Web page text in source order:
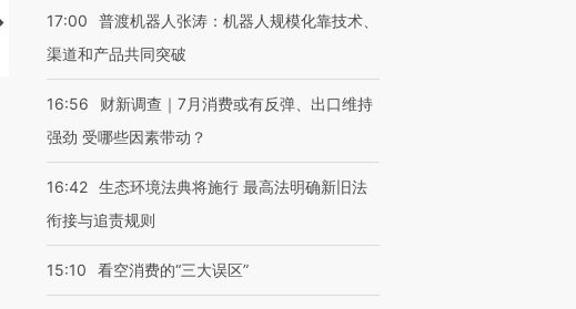
【推广】走进第四届链博
会，让数智科技“链”接产
【特别呈现】寻找100种
有意思的生活方式·第三对
【商旅对话】华住集团
17:00
普渡机器人张涛：机器人规模化靠技术、
渠道和产品共同突破
16:56
财新调查｜7月消费或有反弹、出口维持
强劲 受哪些因素带动？
16:42 生态环境法典将施行 最高法明确新旧法
衔接与追责规则
15:10 看空消费的“三大误区”